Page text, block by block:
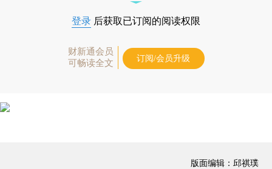
登录 后获取已订阅的阅读权限
财新通会员
可畅读全文
订阅/会员升级
版面编辑：邱祺璞